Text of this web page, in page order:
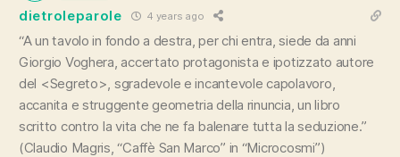
dietroleparole 4 years ago
“A un tavolo in fondo a destra, per chi entra, siede da anni
Giorgio Voghera, accertato protagonista e ipotizzato autore
del <Segreto>, sgradevole e incantevole capolavoro,
accanita e struggente geometria della rinuncia, un libro
scritto contro la vita che ne fa balenare tutta la seduzione.”
(Claudio Magris, “Caffè San Marco” in “Microcosmi”)